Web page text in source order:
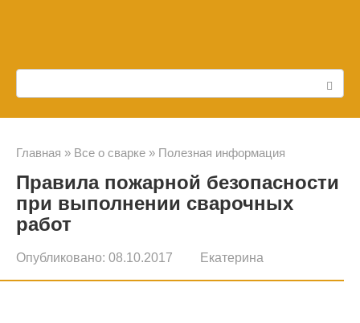
контенту
Главная » Все о сварке » Полезная информация
Правила пожарной безопасности
при выполнении сварочных
работ
Опубликовано: 08.10.2017 Екатерина